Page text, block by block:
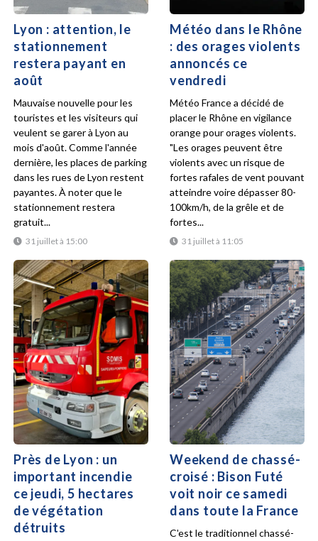
Lyon : attention, le
stationnement
restera payant en
août
31 juillet à 15:00
Mauvaise nouvelle pour les
touristes et les visiteurs qui
veulent se garer à Lyon au
mois d'août. Comme l'année
dernière, les places de parking
dans les rues de Lyon restent
payantes. À noter que le
stationnement restera
gratuit...
Météo dans le Rhône
: des orages violents
annoncés ce
vendredi
31 juillet à 11:05
Météo France a décidé de
placer le Rhône en vigilance
orange pour orages violents.
"Les orages peuvent être
violents avec un risque de
fortes rafales de vent pouvant
atteindre voire dépasser 80-
100km/h, de la grêle et de
fortes...
Près de Lyon : un
important incendie
ce jeudi, 5 hectares
de végétation
détruits
Weekend de chassé-
croisé : Bison Futé
voit noir ce samedi
dans toute la France
C'est le traditionnel chassé-